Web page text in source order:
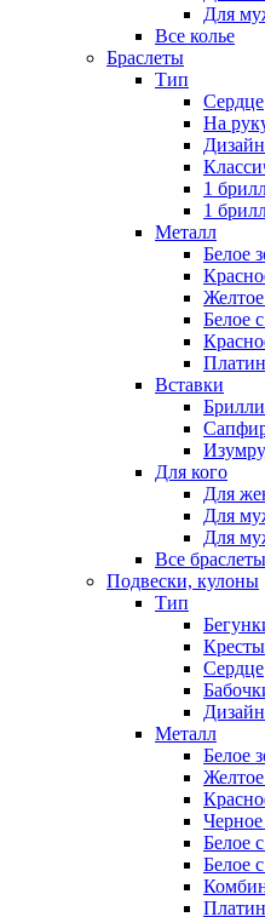
Для
Все колье
Браслеты
Тип
Сердце
На
1
1
Металл
Белое
Белое
Вставки
Для кого
Для
Для
Для
Все браслеты
Подвески, кулоны
Тип
Кресты
Сердце
Металл
Белое
Черное
Белое
Белое